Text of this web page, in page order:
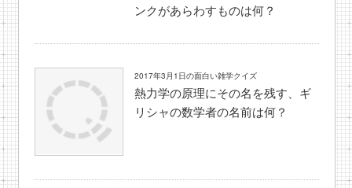
ンクがあらわすものは何？
2017年3月1日の面白い雑学クイズ
熱力学の原理にその名を残す、ギ
リシャの数学者の名前は何？